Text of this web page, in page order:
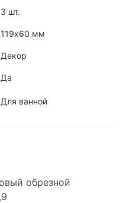
3 шт.
119x60 мм
Декор
Да
Для ванной
обрезной